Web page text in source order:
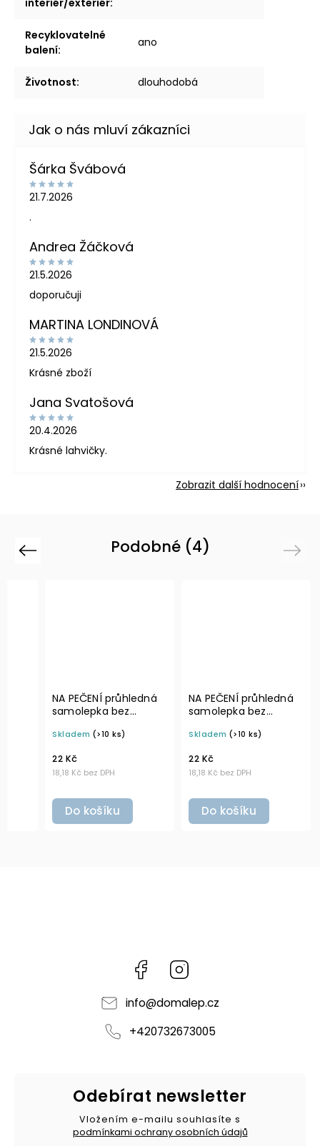
Recyklovatelné
balení:
ano
Životnost: dlouhodobá
Šárka Švábová
21.7.2026
.
Andrea Žáčková
21.5.2026
doporučuji
MARTINA LONDINOVÁ
21.5.2026
Krásné zboží
Jana Svatošová
20.4.2026
Krásné lahvičky.
Zobrazit další hodnocení
Podobné (4)
Previous
NA PEČENÍ průhledná
samolepka bez
písmo, rozměr 6 × 4
dózy do lednice
Skladem (>10 ks)
18,18 Kč bez DPH
22 Kč
Do košíku
NA PEČENÍ průhledná
samolepka bez
písmo, rozměr 6 × 4
dózy do lednice
Skladem (>10 ks)
18,18 Kč bez DPH
22 Kč
Do košíku
Next
Facebook
info@domalep.cz
+420732673005
Odebírat newsletter
Vložením e-mailu souhlasíte s
podmínkami ochrany osobních údajů